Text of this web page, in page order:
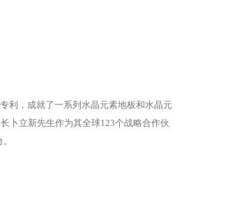
利，成就了一系列水晶元素地板和水晶元
卜立新先生作为其全球123个战略合作伙